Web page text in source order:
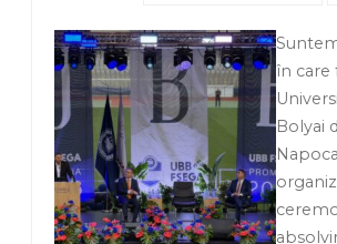
în care
Bolyai